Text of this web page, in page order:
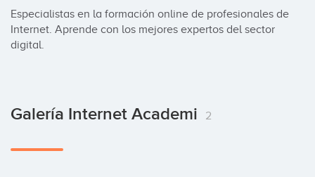
Especialistas en la formación online de profesionales de
Internet. Aprende con los mejores expertos del sector
digital.
Galería Internet Academi 2